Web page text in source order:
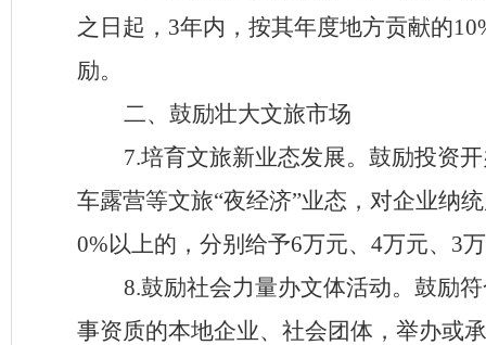
之日起， 3年内，按其年度地方贡献的
励。
二、鼓励壮大文旅市场
7.培育文旅新业态发展。 鼓励投资
车露营等文旅“夜经济”业态，对企业纳
0%以上的，分别给予6万元、 4万元、 3
8.鼓励社会力量办文体活动。 鼓励
事资质的本地企业、社会团体，举办或